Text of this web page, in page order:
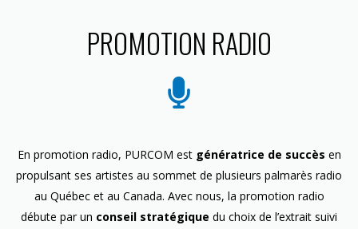
PROMOTION RADIO
En promotion radio, PURCOM est génératrice de succès en
propulsant ses artistes au sommet de plusieurs palmarès radio
au Québec et au Canada. Avec nous, la promotion radio
débute par un conseil stratégique du choix de l’extrait suivi